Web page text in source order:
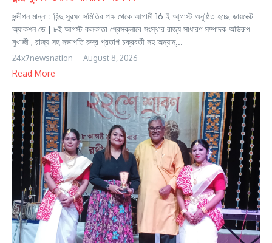
সন্দীপন মান্না : হিন্দু সুরক্ষা সমিতির পক্ষ থেকে আগামী 16 ই আ্গাস্ট অনুষ্ঠিত হচ্ছে ডায়রেক্ট
অ্যাকশন ডে | ৮ই আগস্ট কলকাতা প্রেসক্লাবে সংস্থার রাজ্য সাধারণ সম্পাদক অভিরূপ
মুখার্জী , রাজ্য সহ সভাপতি রুদ্র প্রতাপ চক্রবর্তী সহ অন্যান্...
24x7newsnation August 8, 2026
Read More